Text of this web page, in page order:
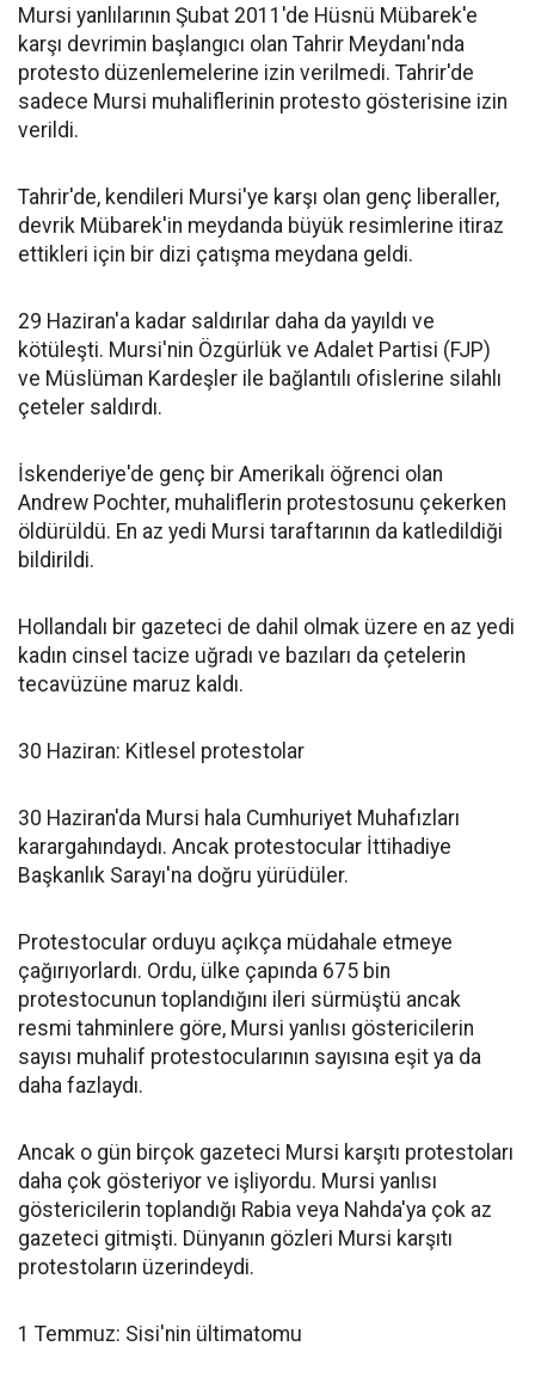
Mursi yanlılarının Şubat 2011'de Hüsnü Mübarek'e
karşı devrimin başlangıcı olan Tahrir Meydanı'nda
protesto düzenlemelerine izin verilmedi. Tahrir'de
sadece Mursi muhaliflerinin protesto gösterisine izin
verildi.
Tahrir'de, kendileri Mursi'ye karşı olan genç liberaller,
devrik Mübarek'in meydanda büyük resimlerine itiraz
ettikleri için bir dizi çatışma meydana geldi.
29 Haziran'a kadar saldırılar daha da yayıldı ve
kötüleşti. Mursi'nin Özgürlük ve Adalet Partisi (FJP)
ve Müslüman Kardeşler ile bağlantılı ofislerine silahlı
çeteler saldırdı.
İskenderiye'de genç bir Amerikalı öğrenci olan
Andrew Pochter, muhaliflerin protestosunu çekerken
öldürüldü. En az yedi Mursi taraftarının da katledildiği
bildirildi.
Hollandalı bir gazeteci de dahil olmak üzere en az yedi
kadın cinsel tacize uğradı ve bazıları da çetelerin
tecavüzüne maruz kaldı.
30 Haziran: Kitlesel protestolar
30 Haziran'da Mursi hala Cumhuriyet Muhafızları
karargahındaydı. Ancak protestocular İttihadiye
Başkanlık Sarayı'na doğru yürüdüler.
Protestocular orduyu açıkça müdahale etmeye
çağırıyorlardı. Ordu, ülke çapında 675 bin
protestocunun toplandığını ileri sürmüştü ancak
resmi tahminlere göre, Mursi yanlısı göstericilerin
sayısı muhalif protestocularının sayısına eşit ya da
daha fazlaydı.
Ancak o gün birçok gazeteci Mursi karşıtı protestoları
daha çok gösteriyor ve işliyordu. Mursi yanlısı
göstericilerin toplandığı Rabia veya Nahda'ya çok az
gazeteci gitmişti. Dünyanın gözleri Mursi karşıtı
protestoların üzerindeydi.
1 Temmuz: Sisi'nin ültimatomu